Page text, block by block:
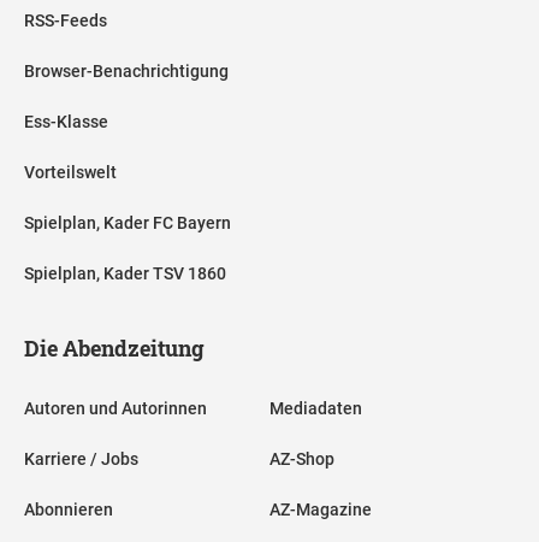
RSS-Feeds
Browser-Benachrichtigung
Ess-Klasse
Vorteilswelt
Spielplan, Kader FC Bayern
Spielplan, Kader TSV 1860
Die Abendzeitung
Autoren und Autorinnen
Karriere / Jobs
Abonnieren
Mediadaten
AZ-Shop
AZ-Magazine